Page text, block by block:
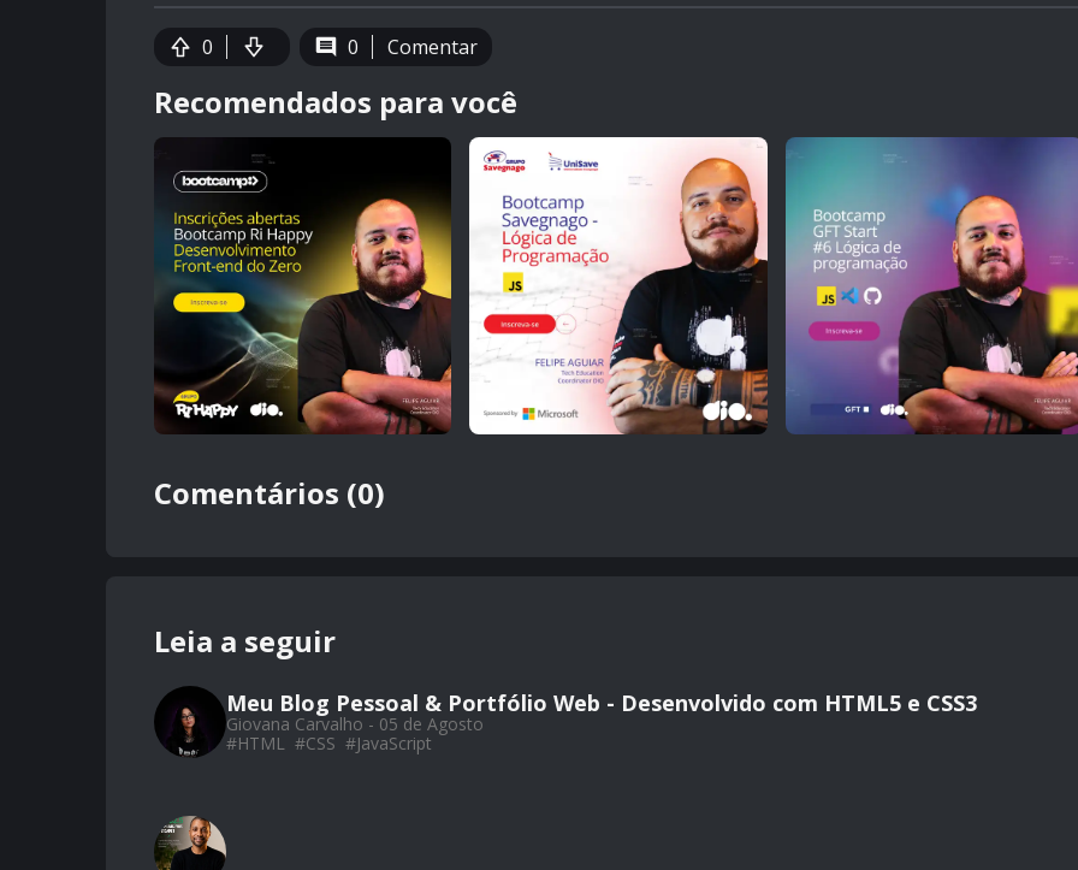
0 0 Comentar
Recomendados para você
Comentários (0)
Leia a seguir
Meu Blog Pessoal & Portfólio Web - Desenvolvido com HTML5 e CSS3
Giovana Carvalho - 05 de Agosto
#HTML #CSS #JavaScript